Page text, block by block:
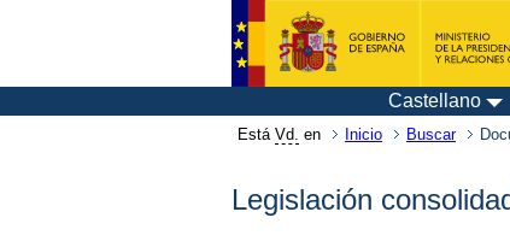
Castellano
Está Vd. en Inicio Buscar
Legislación